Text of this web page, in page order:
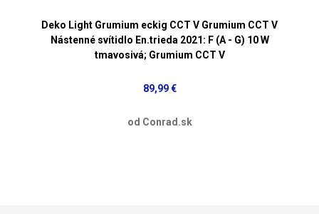
Deko Light Grumium eckig CCT V Grumium CCT V
Nástenné svítidlo En.trieda 2021: F (A - G) 10 W
tmavosivá; Grumium CCT V
89,99 €
od Conrad.sk